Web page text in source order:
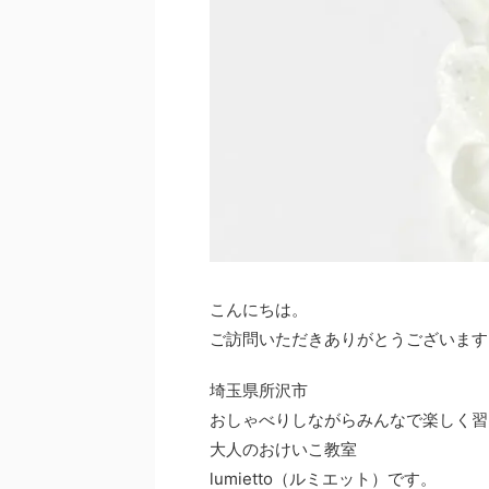
こんにちは。
ご訪問いただきありがとうございま
埼玉県所沢市
おしゃべりしながらみんなで楽しく
大人のおけいこ教室
lumietto（ルミエット）です。